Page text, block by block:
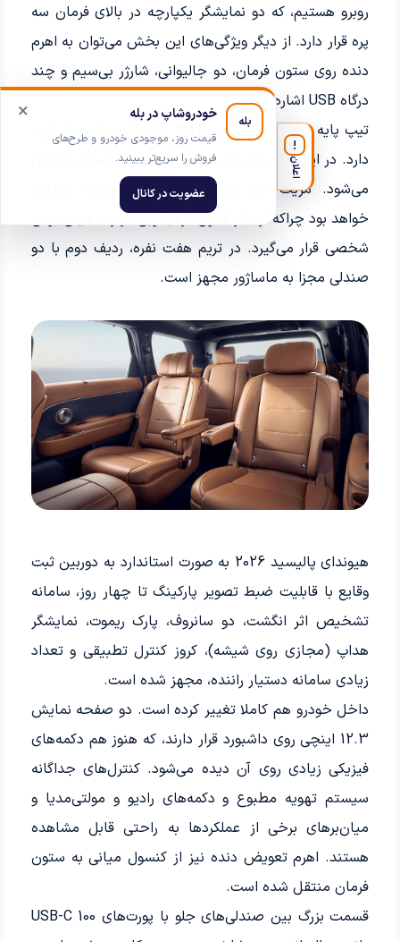
روبرو هستیم، که دو نمایشگر یکپارچه در بالای فرمان سه
پره قرار دارد. از دیگر ویژگی‌های این بخش می‌توان به اهرم
دنده روی ستون فرمان، دو جالیوانی، شارژر بی‌سیم و چند
درگاه USB اشاره کرد.
تیپ پایه هیوندای پالیسید 2026 برای 9 سرنشین ظرفیت
دارد. در این مدل، کنسول میانی جلو به یک صندلی تبدیل
می‌شود. مزیت این مدل برای مالکان،تخفیف مالیاتی
خواهد بود چراکه از نظر قانون کره‌جنوبی در رده مینی بوس
شخصی قرار می‌گیرد. در تریم هفت نفره، ردیف دوم با دو
صندلی مجزا به ماساژور مجهز است.
هیوندای پالیسید 2026 به صورت استاندارد به دوربین ثبت
وقایع با قابلیت ضبط تصویر پارکینگ تا چهار روز، سامانه
تشخیص اثر انگشت، دو سانروف، پارک ریموت، نمایشگر
هداپ (مجازی روی شیشه)، کروز کنترل تطبیقی و تعداد
زیادی سامانه دستیار راننده، مجهز شده است.
داخل خودرو هم کاملا تغییر کرده است. دو صفحه نمایش
12.3 اینچی روی داشبورد قرار دارند، که هنوز هم دکمه‌های
فیزیکی زیادی روی آن دیده می‌شود. کنترل‌های جداگانه
سیستم تهویه مطبوع و دکمه‌های رادیو و مولتی‌مدیا و
میان‌برهای برخی از عملکردها به راحتی قابل مشاهده
هستند. اهرم تعویض دنده نیز از کنسول میانی به ستون
فرمان منتقل شده است.
قسمت بزرگ بین صندلی‌های جلو با پورت‌های USB-C 100
!
اعلان
× بله خودروشاپ در بله
قیمت روز، موجودی خودرو و طرح‌های
فروش را سریع‌تر ببینید.
عضویت در کانال